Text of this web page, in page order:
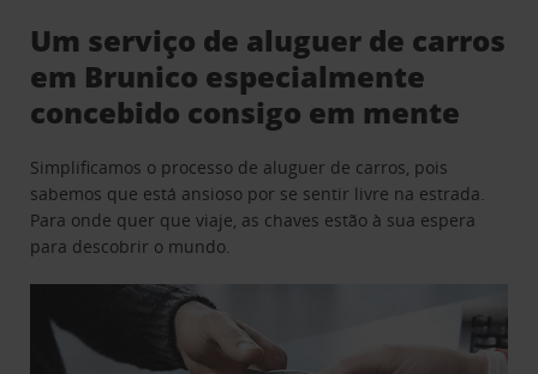
Um serviço de aluguer de carros
em Brunico especialmente
concebido consigo em mente
Simplificamos o processo de aluguer de carros, pois
sabemos que está ansioso por se sentir livre na estrada.
Para onde quer que viaje, as chaves estão à sua espera
para descobrir o mundo.